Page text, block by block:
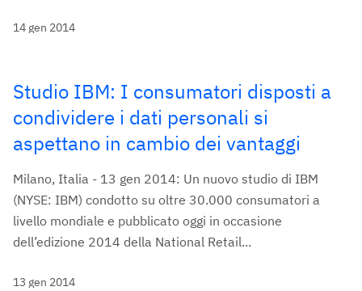
14 gen 2014
Studio IBM: I consumatori disposti a
condividere i dati personali si
aspettano in cambio dei vantaggi
Milano, Italia - 13 gen 2014: Un nuovo studio di IBM
(NYSE: IBM) condotto su oltre 30.000 consumatori a
livello mondiale e pubblicato oggi in occasione
dell’edizione 2014 della National Retail...
13 gen 2014